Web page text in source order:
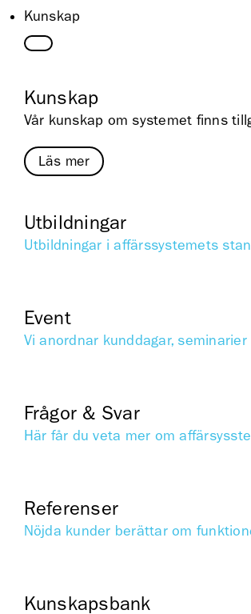
Kunskap
Kunskap
Vår kunskap om systemet finns
Läs mer
Utbildningar
Utbildningar i affärssystemets
Event
Vi anordnar kunddagar,
Frågor & Svar
Här får du veta mer om
Referenser
Nöjda kunder berättar om
Kunskapsbank